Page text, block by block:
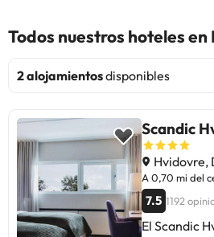
Todos nuestros hoteles en
2 alojamientosdisponibles
Scandic
Hvidovre,
A 0,70 mi del
7.5 1192
El Scandic